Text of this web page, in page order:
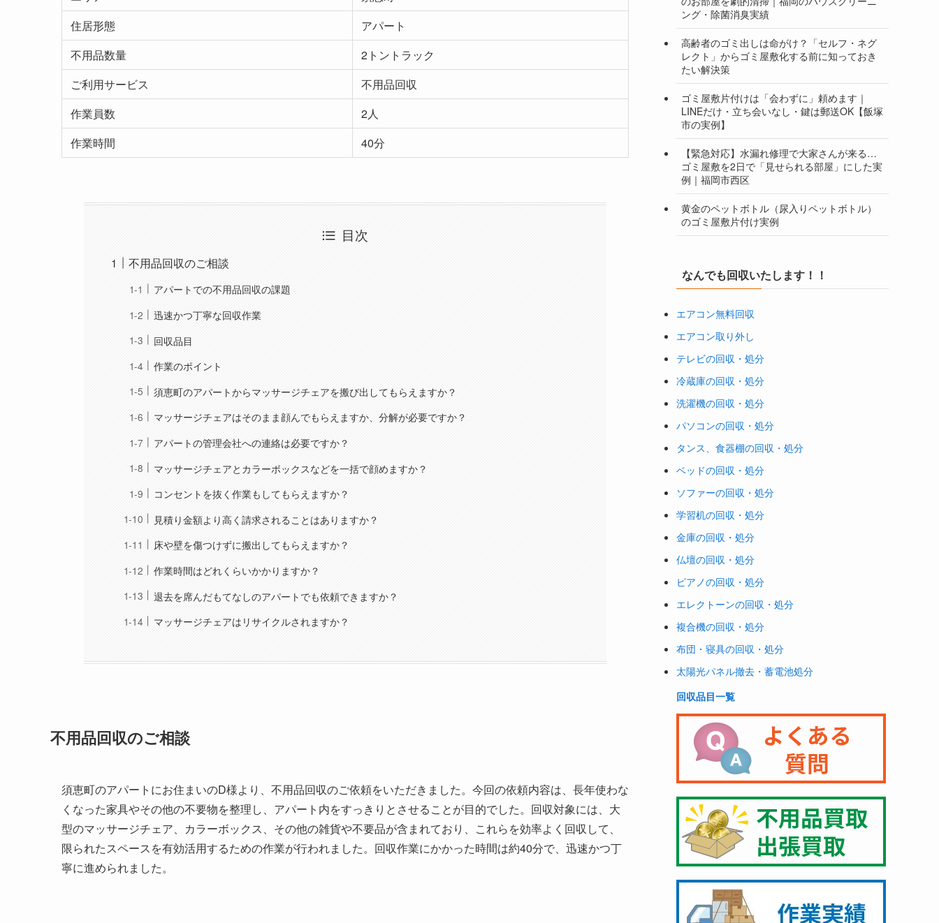
住居形態
アパート
不用品数量
2トントラック
ご利用サービス
不用品回収
作業員数
2人
作業時間
40分
目次
不用品回収のご相談
アパートでの不用品回収の課題
迅速かつ丁寧な回収作業
回収品目
作業のポイント
須恵町のアパートからマッサージチェアを搬び出してもらえますか？
マッサージチェアはそのまま顔んでもらえますか、分解が必要ですか？
アパートの管理会社への連絡は必要ですか？
マッサージチェアとカラーボックスなどを一括で顔めますか？
コンセントを抜く作業もしてもらえますか？
見積り金額より高く請求されることはありますか？
床や壁を傷つけずに搬出してもらえますか？
作業時間はどれくらいかかりますか？
退去を席んだもてなしのアパートでも依頼できますか？
マッサージチェアはリサイクルされますか？
不用品回収のご相談
須恵町のアパートにお住まいのD様より、不用品回収のご依頼をいただきました。今回の依頼内容は、長年使わな
くなった家具やその他の不要物を整理し、アパート内をすっきりとさせることが目的でした。回収対象には、大
型のマッサージチェア、カラーボックス、その他の雑貨や不要品が含まれており、これらを効率よく回収して、
限られたスペースを有効活用するための作業が行われました。回収作業にかかった時間は約40分で、迅速かつ丁
寧に進められました。
ング・除菌消臭実績
高齢者のゴミ出しは命がけ？「セルフ・ネグ
レクト」からゴミ屋敷化する前に知っておき
たい解決策
ゴミ屋敷片付けは「会わずに」頼めます｜
LINEだけ・立ち会いなし・鍵は郵送OK【飯塚
市の実例】
【緊急対応】水漏れ修理で大家さんが来る…
ゴミ屋敷を2日で「見せられる部屋」にした実
例｜福岡市西区
黄金のペットボトル（尿入りペットボトル）
のゴミ屋敷片付け実例
なんでも回収いたします！！
エアコン無料回収
エアコン取り外し
テレビの回収・処分
冷蔵庫の回収・処分
洗濯機の回収・処分
パソコンの回収・処分
タンス、食器棚の回収・処分
ベッドの回収・処分
ソファーの回収・処分
学習机の回収・処分
金庫の回収・処分
仏壇の回収・処分
ピアノの回収・処分
エレクトーンの回収・処分
複合機の回収・処分
布団・寝具の回収・処分
太陽光パネル撤去・蓄電池処分
回収品目一覧